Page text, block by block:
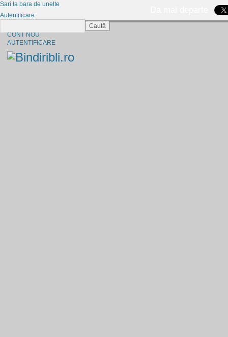
CONT NOU
AUTENTIFICARE
Sari la bara de unelte
Autentificare
Caută